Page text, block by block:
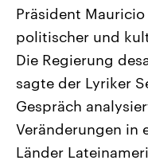
Landtagswahl
2026
Alle Informationen
Sachsen-Anhalt wählt
September 2026 einen
Landtag. Seit 2021 wird
Bundesland von einer
CDU, SPD und FDP
Umfragen, Prognosen,
Wahlprogramme,
und Hintergründe zu den
Sendungen
Präsident
politischer und
Die Regierung
sagte der Lyriker
Gespräch
Veränderungen in
Länder